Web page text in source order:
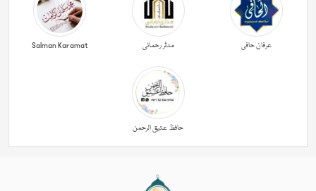
عرفان حافی مدثر رحمانی Salman Karamat
حافظ عتیق الرحمن